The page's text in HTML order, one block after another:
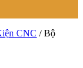
CNC / Bộ